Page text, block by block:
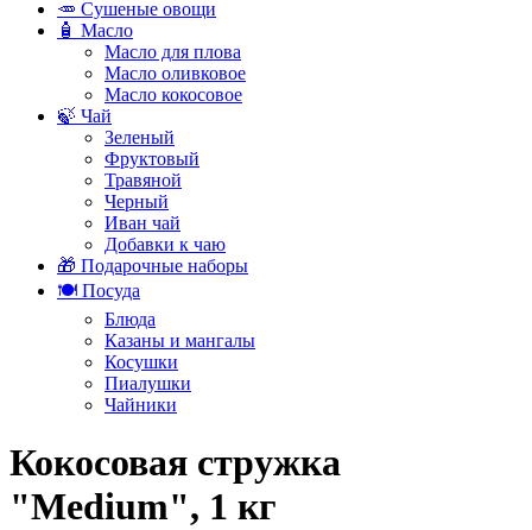
🥕 Сушеные овощи
🧴 Масло
Масло для плова
Масло оливковое
Масло кокосовое
🍃 Чай
Зеленый
Фруктовый
Травяной
Черный
Иван чай
Добавки к чаю
🎁 Подарочные наборы
🍽️ Посуда
Блюда
Казаны и мангалы
Косушки
Пиалушки
Чайники
Кокосовая стружка
"Medium", 1 кг